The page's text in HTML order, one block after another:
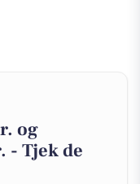
og
- Tjek de